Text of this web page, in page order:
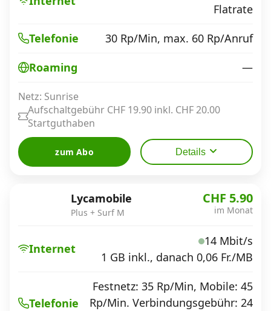
Flatrate
Telefonie 30 Rp/Min, max. 60 Rp/Anruf
Roaming —
Netz: Sunrise
Aufschaltgebühr CHF 19.90 inkl. CHF 20.00
Startguthaben
zum Abo Details
Lycamobile
Plus + Surf M
CHF 5.90
im Monat
Internet
14 Mbit/s
1 GB inkl., danach 0,06 Fr./MB
Telefonie
Festnetz: 35 Rp/Min, Mobile: 45
Rp/Min. Verbindungsgebühr: 24